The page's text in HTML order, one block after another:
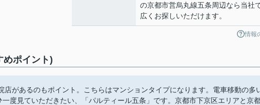
の京都市営烏丸線五条周辺なら当社
広くお探しいただけます。
情報
めポイント)
があるのもポイント。こちらはマンションタイプになります。電車移動の多
度見ていただきたい、「パルティール五条」です。京都市下京区エリアと京